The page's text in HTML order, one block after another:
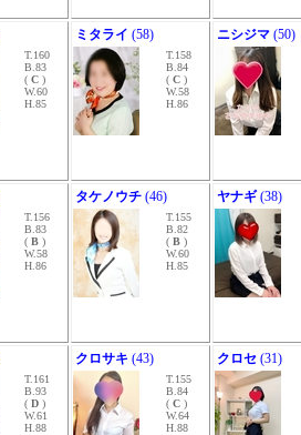
T.160
B.83
( C )
W.60
H.85
ミタライ (58)
T.158
B.84
( C )
W.58
H.86
ニシジマ (50)
T.156
B.83
( B )
W.58
H.86
タケノウチ (46)
T.155
B.82
( B )
W.60
H.85
ヤナギ(38)
T.161
B.93
( D )
W.61
H.88
クロサキ (43)
T.155
B.84
( C )
W.64
H.88
クロセ (31)